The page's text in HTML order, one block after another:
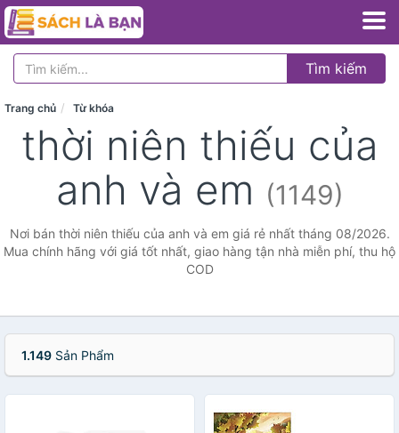
Tìm kiếm
Trang chủ Từ khóa
thời niên thiếu của
anh và em (1149)
Nơi bán thời niên thiếu của anh và em giá rẻ nhất tháng 08/2026.
Mua chính hãng với giá tốt nhất, giao hàng tận nhà miễn phí, thu hộ
COD
1.149 Sản Phẩm